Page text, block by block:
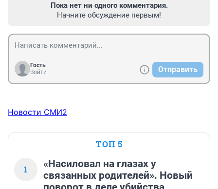
Пока нет ни одного комментария.
Начните обсуждение первым!
Гость
Войти
Отправить
Новости СМИ2
ТОП 5
1
«Насиловал на глазах у
связанных родителей». Новый